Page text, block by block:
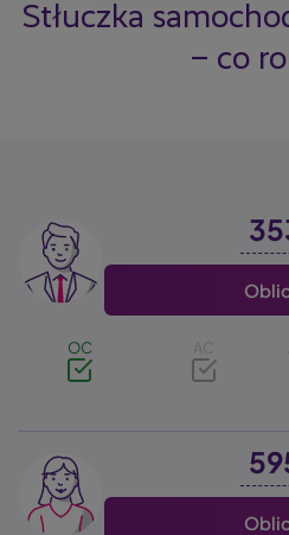
Stłuczka
– co
Image
OC AC
Image